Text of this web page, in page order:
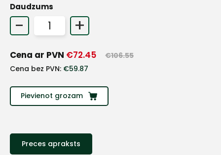
Daudzums
- +
Cena ar PVN €72.45 €106.55
Cena bez PVN: €59.87
Pievienot grozam
Preces apraksts
+